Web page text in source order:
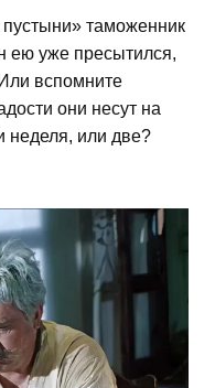
таможенник
ею уже пресытился,
вспомните
они несут на
неделя, или две?